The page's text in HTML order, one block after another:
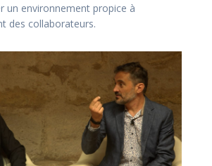
un environnement propice à
des collaborateurs.